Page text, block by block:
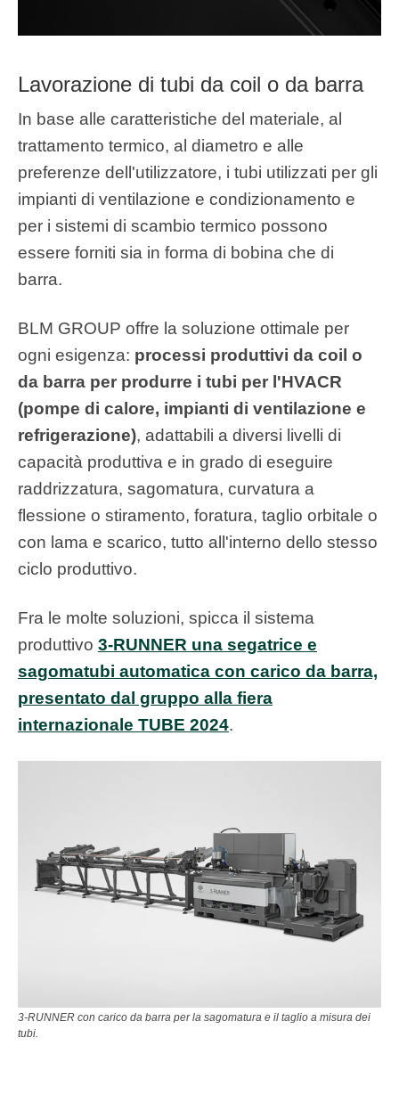
Lavorazione di tubi da coil o da barra
In base alle caratteristiche del materiale, al
trattamento termico, al diametro e alle
preferenze dell'utilizzatore, i tubi utilizzati per gli
impianti di ventilazione e condizionamento e
per i sistemi di scambio termico possono
essere forniti sia in forma di bobina che di
barra.
BLM GROUP offre la soluzione ottimale per
ogni esigenza: processi produttivi da coil o
da barra per produrre i tubi per l'HVACR
(pompe di calore, impianti di ventilazione e
refrigerazione), adattabili a diversi livelli di
capacità produttiva e in grado di eseguire
raddrizzatura, sagomatura, curvatura a
flessione o stiramento, foratura, taglio orbitale o
con lama e scarico, tutto all'interno dello stesso
ciclo produttivo.
Fra le molte soluzioni, spicca il sistema
produttivo 3-RUNNER una segatrice e
sagomatubi automatica con carico da barra,
presentato dal gruppo alla fiera
internazionale TUBE 2024.
3-RUNNER con carico da barra per la sagomatura e il taglio a misura dei
tubi.